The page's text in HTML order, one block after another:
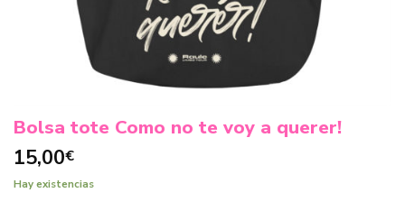
Bolsa tote Como no te voy a querer!
15,00€
Hay existencias